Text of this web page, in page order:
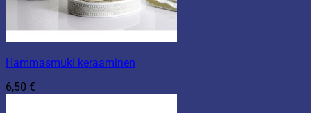
Hammasmuki keraaminen
6,50 €